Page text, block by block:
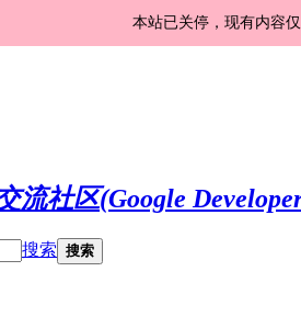
本站已关停，现有内容
搜索 搜索